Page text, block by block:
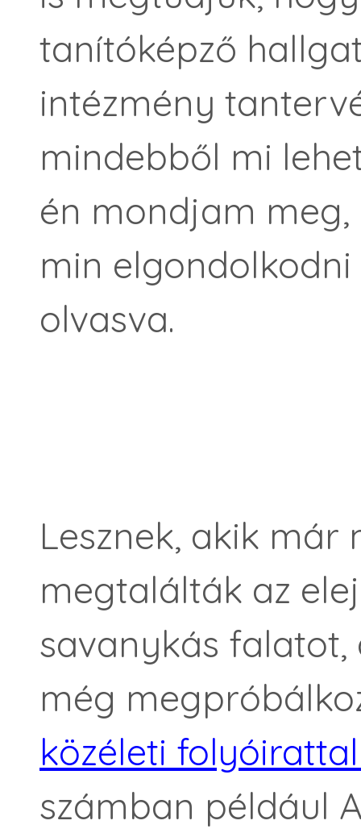
tanítóképző
intézmény
mindebből mi
én mondjam
min
olvasva.
Lesznek, akik már
megtalálták az
savanykás falatot,
még
közéleti
számban például